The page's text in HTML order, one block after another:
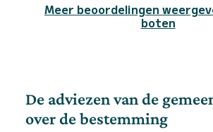
Meer beoordelingen
boten
De adviezen van de
over de bestemming